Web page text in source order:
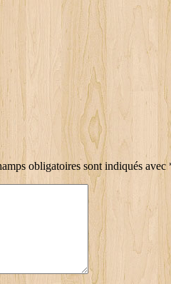
obligatoires sont indiqués avec